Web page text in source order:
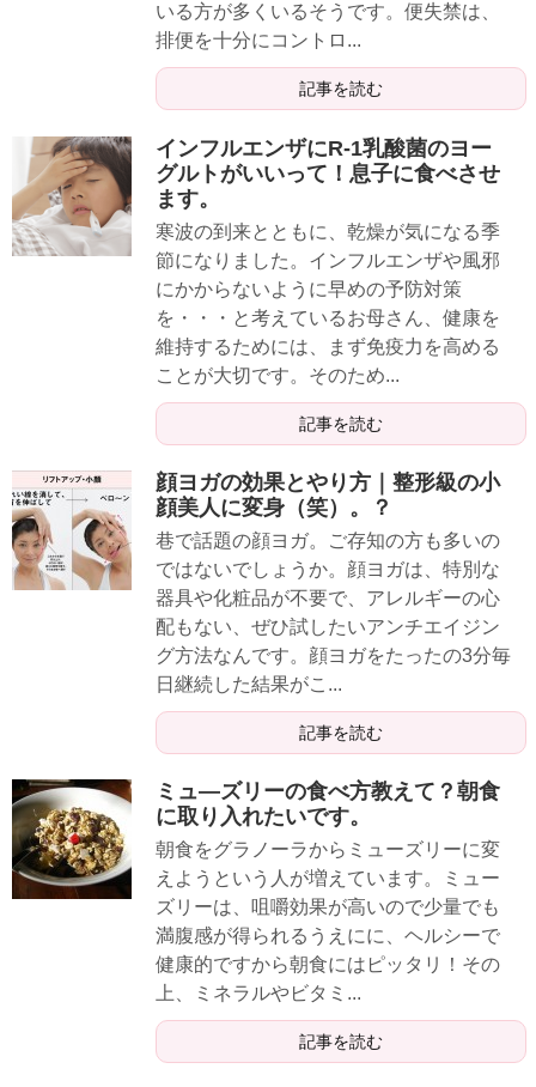
いる方が多くいるそうです。便失禁は、
排便を十分にコントロ...
記事を読む
インフルエンザにR-1乳酸菌のヨー
グルトがいいって！息子に食べさせ
ます。
寒波の到来とともに、乾燥が気になる季
節になりました。インフルエンザや風邪
にかからないように早めの予防対策
を・・・と考えているお母さん、健康を
維持するためには、まず免疫力を高める
ことが大切です。そのため...
記事を読む
顔ヨガの効果とやり方｜整形級の小
顔美人に変身（笑）。？
巷で話題の顔ヨガ。ご存知の方も多いの
ではないでしょうか。顔ヨガは、特別な
器具や化粧品が不要で、アレルギーの心
配もない、ぜひ試したいアンチエイジン
グ方法なんです。顔ヨガをたったの3分毎
日継続した結果がこ...
記事を読む
ミュ―ズリーの食べ方教えて？朝食
に取り入れたいです。
朝食をグラノーラからミューズリーに変
えようという人が増えています。ミュー
ズリーは、咀嚼効果が高いので少量でも
満腹感が得られるうえにに、ヘルシーで
健康的ですから朝食にはピッタリ！その
上、ミネラルやビタミ...
記事を読む